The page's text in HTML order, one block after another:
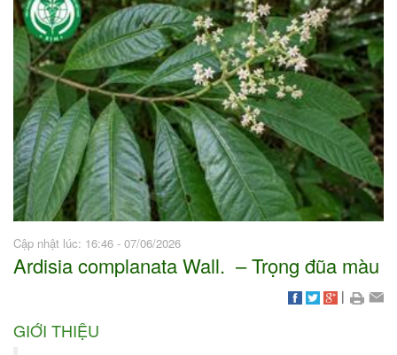
Cập nhật lúc: 16:46 - 07/06/2026
Ardisia complanata Wall. – Trọng đũa màu
|
GIỚI THIỆU